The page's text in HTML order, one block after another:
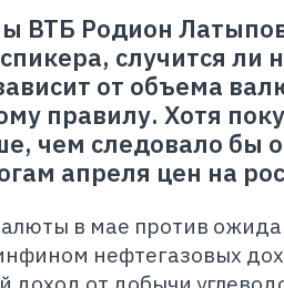
ВТБ Родион
случится ли
от объема
правилу. Хотя
чем следовало бы
апреля цен на
в мае против
нефтегазовых